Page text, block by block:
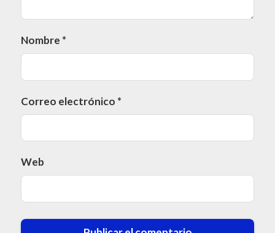
Nombre *
Correo electrónico *
Web